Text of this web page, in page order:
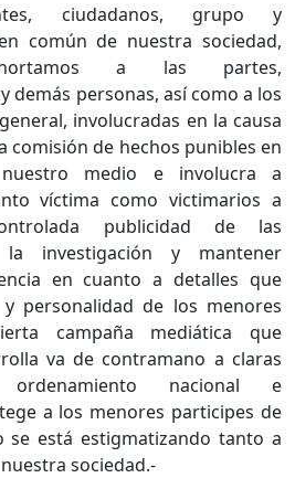
ciudadanos, grupo y
común de nuestra sociedad,
a las partes,
demás personas, así como a los
involucradas en la causa
comisión de hechos punibles en
medio e involucra a
víctima como victimarios a
publicidad de las
la investigación y mantener
en cuanto a detalles que
personalidad de los menores
campaña mediática que
va de contramano a claras
ordenamiento nacional e
a los menores participes de
se está estigmatizando tanto a
sociedad.-